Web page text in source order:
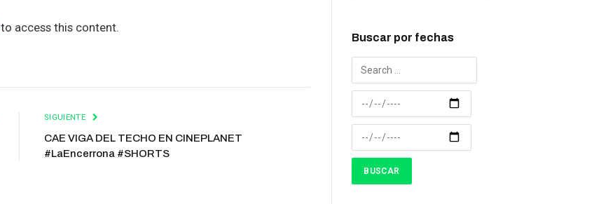
to access this content.
SIGUIENTE
CAE VIGA DEL TECHO EN CINEPLANET
#LaEncerrona #SHORTS
Buscar por fechas